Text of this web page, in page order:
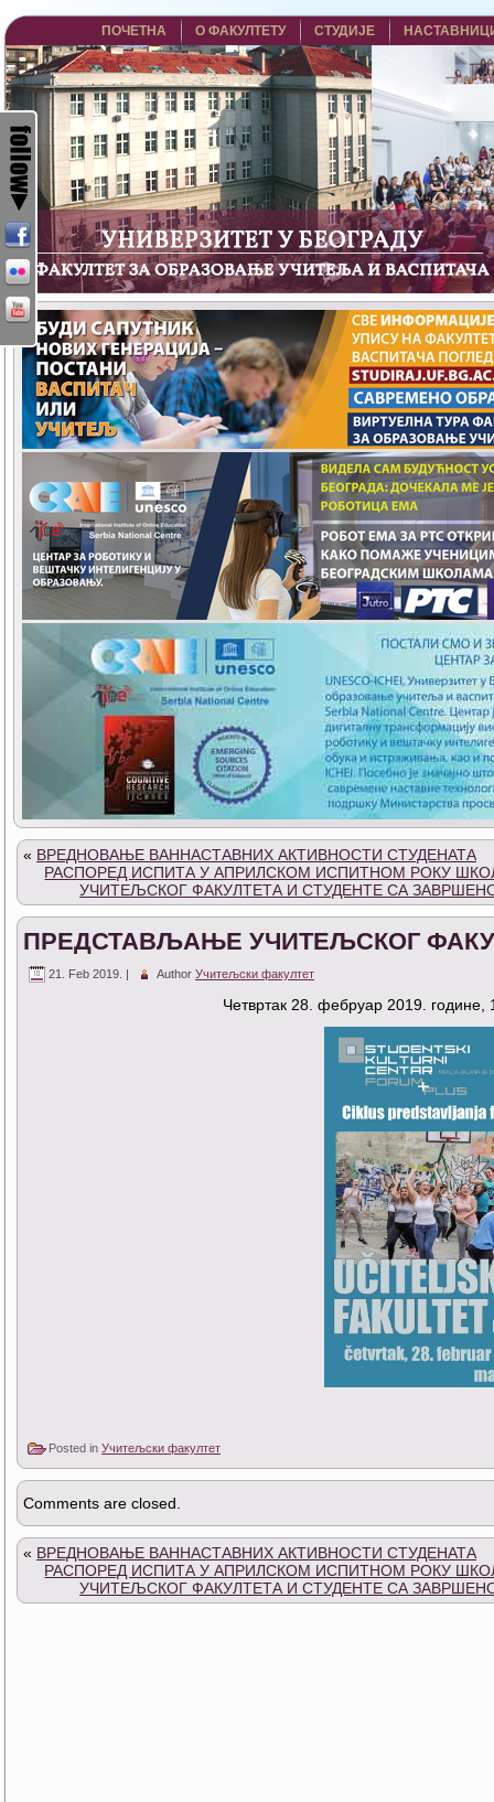
ПОЧЕТНА О ФАКУЛТЕТУ СТУДИЈЕ
« ВРЕДНОВАЊЕ ВАННАСТАВНИХ АКТИВНОСТИ СТУДЕНАТА
РАСПОРЕД ИСПИТА У АПРИЛСКОМ ИСПИТНОМ РОКУ
УЧИТЕЉСКОГ ФАКУЛТЕТА И СТУДЕНТЕ СА
ПРЕДСТАВЉАЊЕ УЧИТЕЉСКОГ
21. Feb 2019. | Author Учитељски факултет
Четвртак 28. фебруар 2019.
Posted in Учитељски факултет
Comments are closed.
« ВРЕДНОВАЊЕ ВАННАСТАВНИХ АКТИВНОСТИ СТУДЕНАТА
РАСПОРЕД ИСПИТА У АПРИЛСКОМ ИСПИТНОМ РОКУ
УЧИТЕЉСКОГ ФАКУЛТЕТА И СТУДЕНТЕ СА